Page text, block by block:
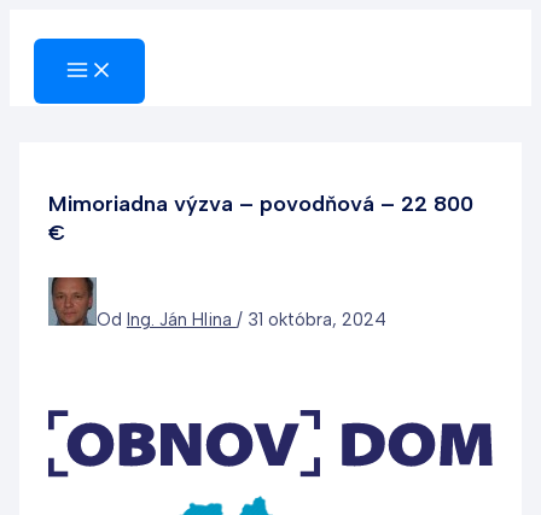
Mimoriadna výzva – povodňová – 22 800
€
Od Ing. Ján Hlina / 31 októbra, 2024